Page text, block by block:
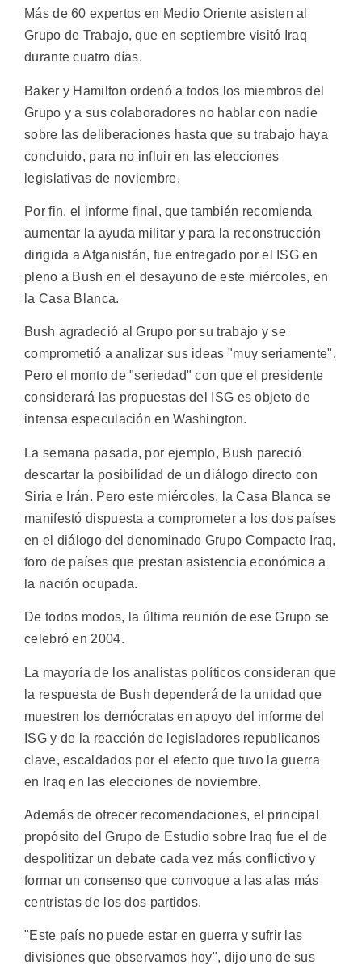
Más de 60 expertos en Medio Oriente asisten al
Grupo de Trabajo, que en septiembre visitó Iraq
durante cuatro días.
Baker y Hamilton ordenó a todos los miembros del
Grupo y a sus colaboradores no hablar con nadie
sobre las deliberaciones hasta que su trabajo haya
concluido, para no influir en las elecciones
legislativas de noviembre.
Por fin, el informe final, que también recomienda
aumentar la ayuda militar y para la reconstrucción
dirigida a Afganistán, fue entregado por el ISG en
pleno a Bush en el desayuno de este miércoles, en
la Casa Blanca.
Bush agradeció al Grupo por su trabajo y se
comprometió a analizar sus ideas "muy seriamente".
Pero el monto de "seriedad" con que el presidente
considerará las propuestas del ISG es objeto de
intensa especulación en Washington.
La semana pasada, por ejemplo, Bush pareció
descartar la posibilidad de un diálogo directo con
Siria e Irán. Pero este miércoles, la Casa Blanca se
manifestó dispuesta a comprometer a los dos países
en el diálogo del denominado Grupo Compacto Iraq,
foro de países que prestan asistencia económica a
la nación ocupada.
De todos modos, la última reunión de ese Grupo se
celebró en 2004.
La mayoría de los analistas políticos consideran que
la respuesta de Bush dependerá de la unidad que
muestren los demócratas en apoyo del informe del
ISG y de la reacción de legisladores republicanos
clave, escaldados por el efecto que tuvo la guerra
en Iraq en las elecciones de noviembre.
Además de ofrecer recomendaciones, el principal
propósito del Grupo de Estudio sobre Iraq fue el de
despolitizar un debate cada vez más conflictivo y
formar un consenso que convoque a las alas más
centristas de los dos partidos.
"Este país no puede estar en guerra y sufrir las
divisiones que observamos hoy", dijo uno de sus